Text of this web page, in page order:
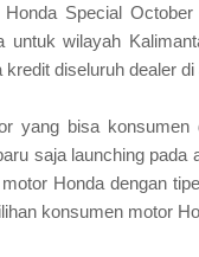
Special
untuk wilayah
diseluruh dealer
yang bisa
saja launching
Honda dengan
konsumen motor